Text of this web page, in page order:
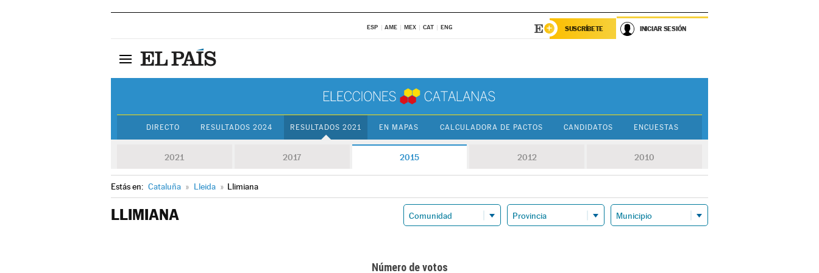
ESP AME MEX CAT ENG SUSCRÍBETE INICIAR SESIÓN
DIRECTO RESULTADOS 2024 RESULTADOS 2021 EN MAPAS CALCULADORA DE PACTOS CANDIDATOS ENCUESTAS
2021 2017 2015 2012 2010
Estás en: Cataluña » Lleida » Llimiana
LLIMIANA
Número de votos